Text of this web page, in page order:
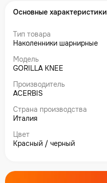
Основные характеристики
Тип товара
Наколенники шарнирные
Модель
GORILLA KNEE
Производитель
ACERBIS
Страна производства
Италия
Цвет
Красный / черный